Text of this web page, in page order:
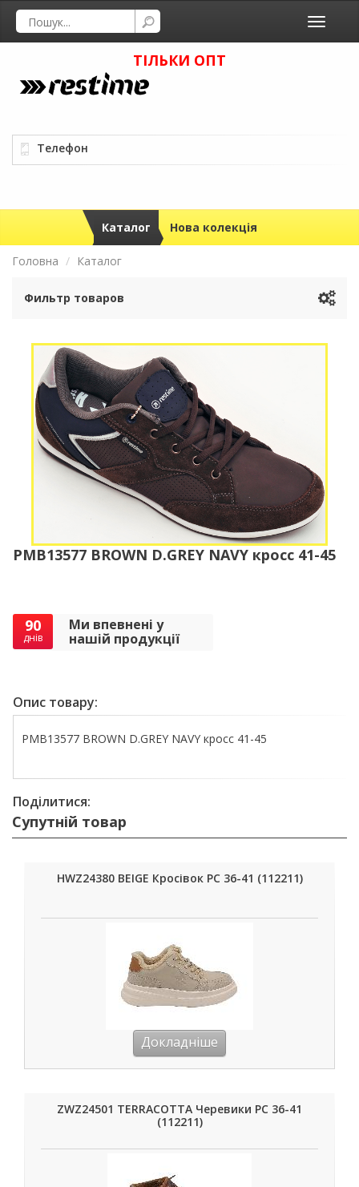
Toggle
ТІЛЬКИ ОПТ
Телефон
Каталог Нова колекція
Головна Каталог
Фильтр товаров
PMB13577 BROWN D.GREY NAVY кросс 41-45
90
днів
Ми впевнені у
нашій продукції
Опис товару:
PMB13577 BROWN D.GREY NAVY кросс 41-45
Поділитися:
Супутній товар
HWZ24380 BEIGE Кросівок РС 36-41 (112211)
Докладніше
ZWZ24501 TERRACOTTA Черевики РС 36-41
(112211)